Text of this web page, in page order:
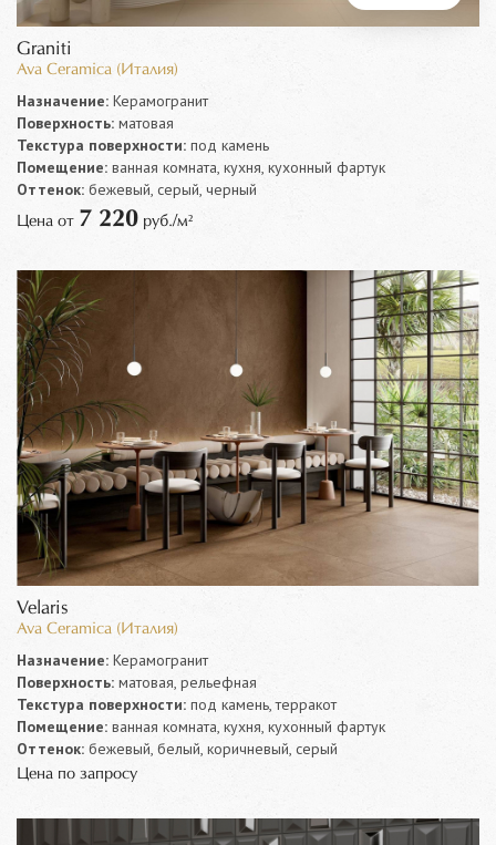
Graniti
Ava Ceramica (Италия)
Назначение: Керамогранит
Поверхность: матовая
Текстура поверхности: под камень
Помещение: ванная комната, кухня, кухонный фартук
Оттенок: бежевый, серый, черный
Цена от 7 220 руб./м²
Velaris
Ava Ceramica (Италия)
Назначение: Керамогранит
Поверхность: матовая, рельефная
Текстура поверхности: под камень, терракот
Помещение: ванная комната, кухня, кухонный фартук
Оттенок: бежевый, белый, коричневый, серый
Цена по запросу